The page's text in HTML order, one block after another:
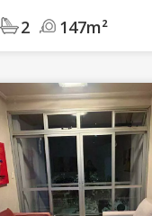
2 147m²